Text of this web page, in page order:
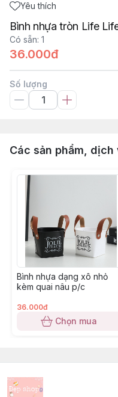
Yêu thích
Bình nhựa tròn Life
Có sẵn: 1
36.000đ
Số lượng
Các sản phẩm, dịch
Bình nhựa dạng xô nhỏ
kèm quai nâu p/c
36.000đ
Chọn mua